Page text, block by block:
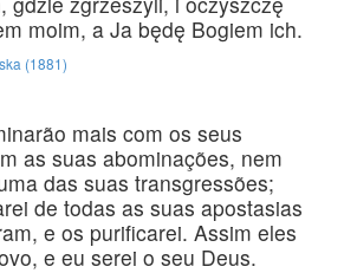
moim, a Ja będę Bogiem ich.
(1881)
mais com os seus
as suas abominações, nem
das suas transgressões;
de todas as suas apostasias
e os purificarei. Assim eles
e eu serei o seu Deus.